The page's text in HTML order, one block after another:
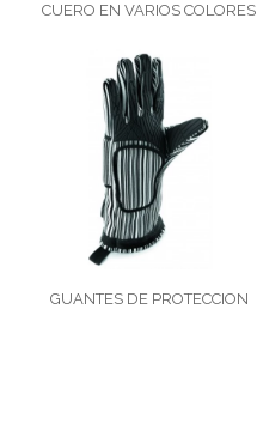
CUERO EN VARIOS COLORES
GUANTES DE PROTECCION